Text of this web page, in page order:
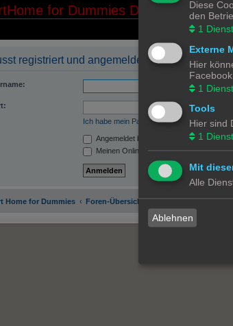
for Dummies Discourse
registriert und angemeldet sein, um Profile
Ich habe mein Passwort vergessen
Angemeldet bleiben
Meinen Online-Status während dieser
Home for Dummies Foren-Übersicht
Diese
den
1 Dienst
Externe
Hier
1 Dienst
Tools
Hier sind
1 Dienst
Mit
Alle
Ablehnen